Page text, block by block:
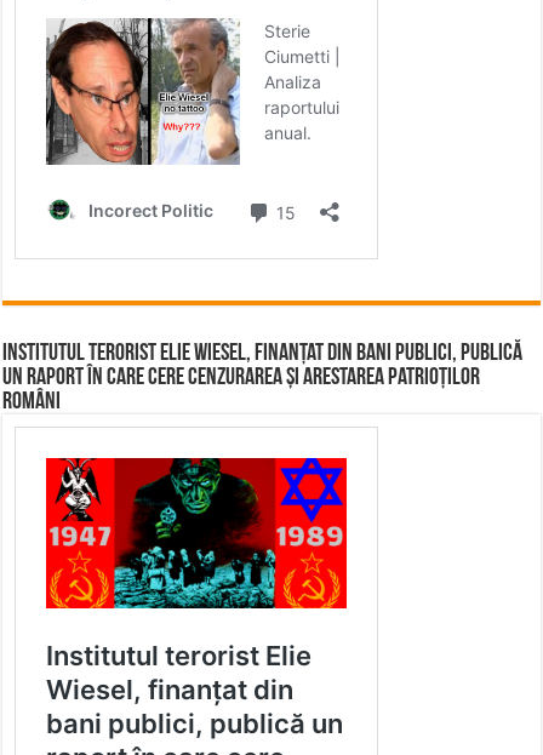
Institutul terorist Elie Wiesel, finanțat din bani publici, publică
un raport în care cere cenzurarea și arestarea patrioților
români